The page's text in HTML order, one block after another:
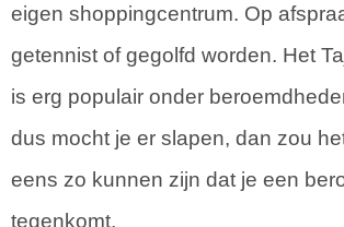
eigen shoppingcentrum. Op
getennist of gegolfd worden. Het
is erg populair onder
dus mocht je er slapen, dan zou
eens zo kunnen zijn dat je een
tegenkomt.